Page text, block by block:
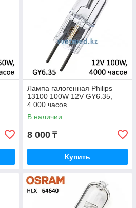
Лампа галогенная Philips
13100 100W 12V GY6.35,
4.000 часов
В наличии
8 000 ₸
Купить